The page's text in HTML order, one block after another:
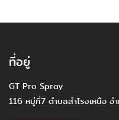
ที่อยู่
GT Pro Spray
116 หมู่ที่7 ตำบลสำโรงเหนือ อ